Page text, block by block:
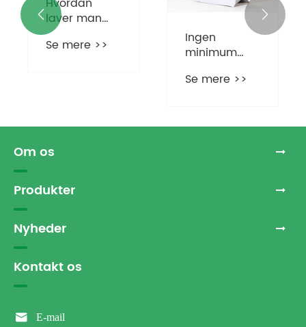
Hvordan
laver man
biologisk
nedbrydelig
Se mere >>
Ingen
minimum
og ingen
Se mere >>
 
Om os
Produkter
Nyheder
Kontakt os
 E-mail